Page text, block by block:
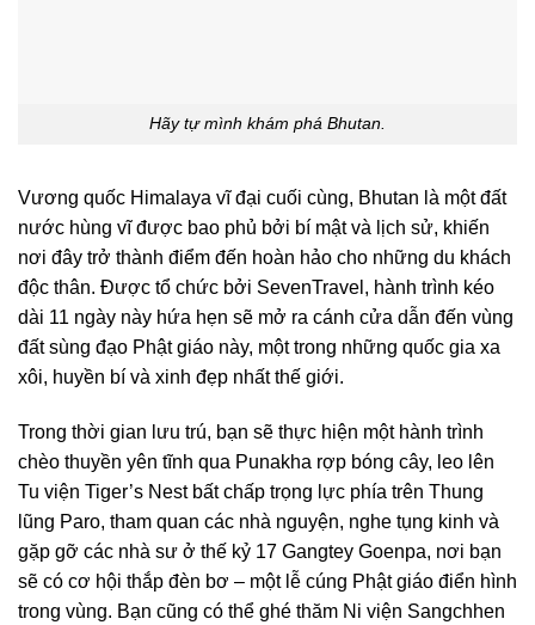
Hãy tự mình khám phá Bhutan.
Vương quốc Himalaya vĩ đại cuối cùng, Bhutan là một đất
nước hùng vĩ được bao phủ bởi bí mật và lịch sử, khiến
nơi đây trở thành điểm đến hoàn hảo cho những du khách
độc thân. Được tổ chức bởi SevenTravel, hành trình kéo
dài 11 ngày này hứa hẹn sẽ mở ra cánh cửa dẫn đến vùng
đất sùng đạo Phật giáo này, một trong những quốc gia xa
xôi, huyền bí và xinh đẹp nhất thế giới.
Trong thời gian lưu trú, bạn sẽ thực hiện một hành trình
chèo thuyền yên tĩnh qua Punakha rợp bóng cây, leo lên
Tu viện Tiger’s Nest bất chấp trọng lực phía trên Thung
lũng Paro, tham quan các nhà nguyện, nghe tụng kinh và
gặp gỡ các nhà sư ở thế kỷ 17 Gangtey Goenpa, nơi bạn
sẽ có cơ hội thắp đèn bơ – một lễ cúng Phật giáo điển hình
trong vùng. Bạn cũng có thể ghé thăm Ni viện Sangchhen